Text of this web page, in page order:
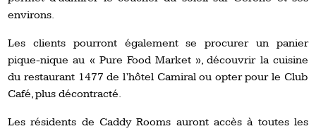
environs.
Les clients pourront également se procurer un panier
pique-nique au « Pure Food Market », découvrir la cuisine
du restaurant 1477 de l’hôtel Camiral ou opter pour le Club
Café, plus décontracté.
Les résidents de Caddy Rooms auront accès à toutes les